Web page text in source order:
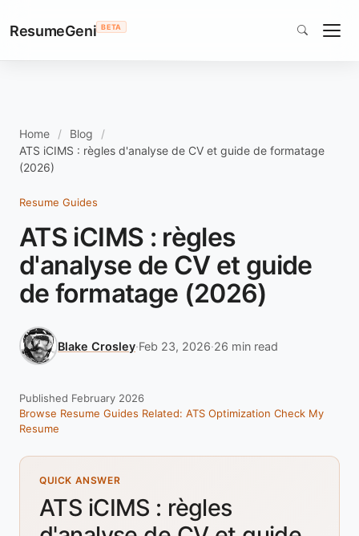
ResumeGeni BETA
Home
Blog
ATS iCIMS : règles d'analyse de CV et guide de formatage
(2026)
Resume Guides
ATS iCIMS : règles
d'analyse de CV et guide
de formatage (2026)
Blake Crosley·Feb 23, 2026·26 min read
Published February 2026
Browse Resume Guides Related: ATS Optimization Check My
Resume
QUICK ANSWER
ATS iCIMS : règles